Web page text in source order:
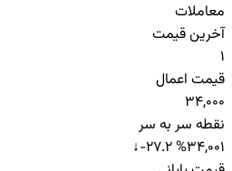
معاملات
آخرین قیمت
1
قیمت اعمال
34,000
نقطه سر به سر
34,001
↓-27.2 %